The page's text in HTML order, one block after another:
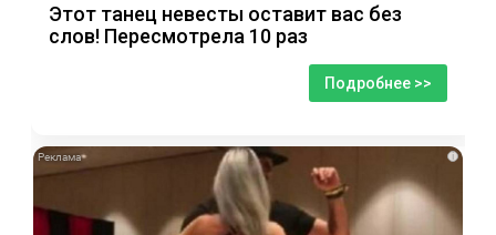
Этот танец невесты оставит вас без
слов! Пересмотрела 10 раз
Подробнее >>
i